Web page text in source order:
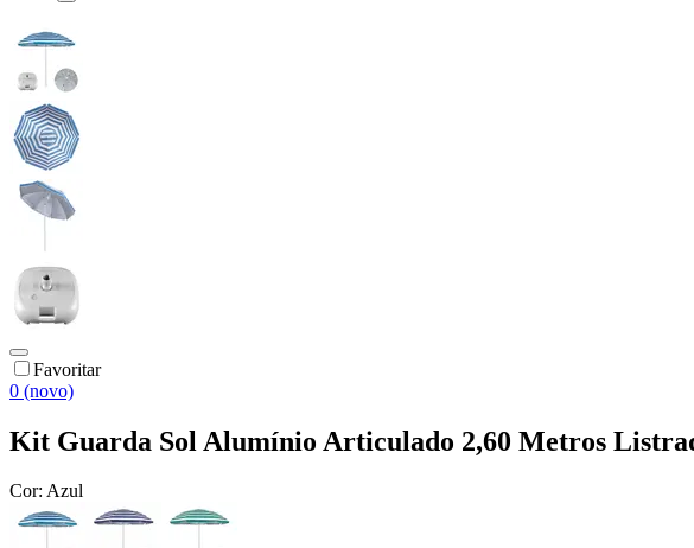
Favoritar
0 (novo)
Kit Guarda Sol Alumínio Articulado 2,60 Metros
Cor: Azul